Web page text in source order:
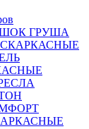
ГРУША